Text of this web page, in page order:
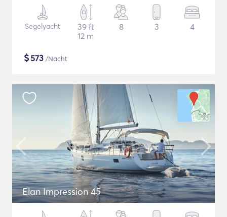
Segelyacht
39 ft
12 m
8 3 4
$573 /Nacht
Elan Impression 45